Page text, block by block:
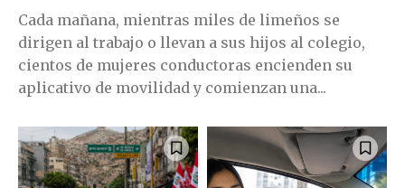
Cada mañana, mientras miles de limeños se
dirigen al trabajo o llevan a sus hijos al colegio,
cientos de mujeres conductoras encienden su
aplicativo de movilidad y comienzan una...